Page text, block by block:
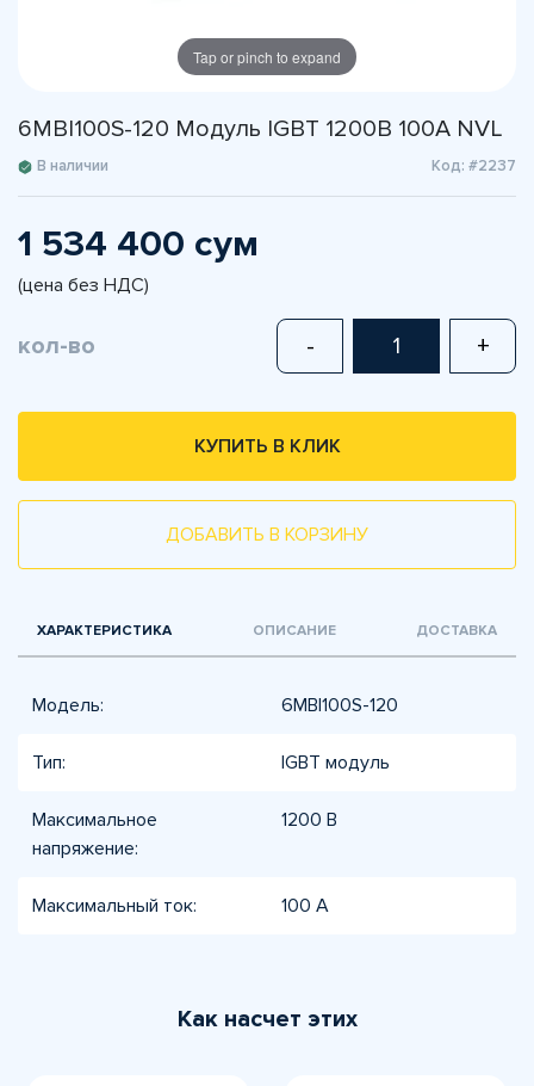
Tap or pinch to expand
6MBI100S-120 Модуль IGBT 1200В 100А NVL
В наличии Код: #2237
1 534 400 сум
(цена без НДС)
кол-во - +
КУПИТЬ В КЛИК
ДОБАВИТЬ В КОРЗИНУ
ХАРАКТЕРИСТИКА ОПИСАНИЕ ДОСТАВКА
Модель: 6MBI100S-120
Тип: IGBT модуль
Максимальное
напряжение:
1200 В
Максимальный ток: 100 А
Как насчет этих